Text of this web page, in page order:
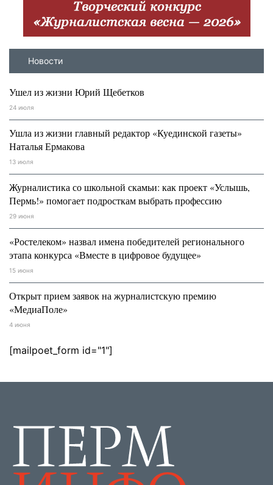
Новости
Ушел из жизни Юрий Щебетков
24 июля
Ушла из жизни главный редактор «Куединской газеты»
Наталья Ермакова
13 июля
Журналистика со школьной скамьи: как проект «Услышь,
Пермь!» помогает подросткам выбрать профессию
29 июня
«Ростелеком» назвал имена победителей регионального
этапа конкурса «Вместе в цифровое будущее»
15 июня
Открыт прием заявок на журналистскую премию
«МедиаПоле»
4 июня
[mailpoet_form id="1"]